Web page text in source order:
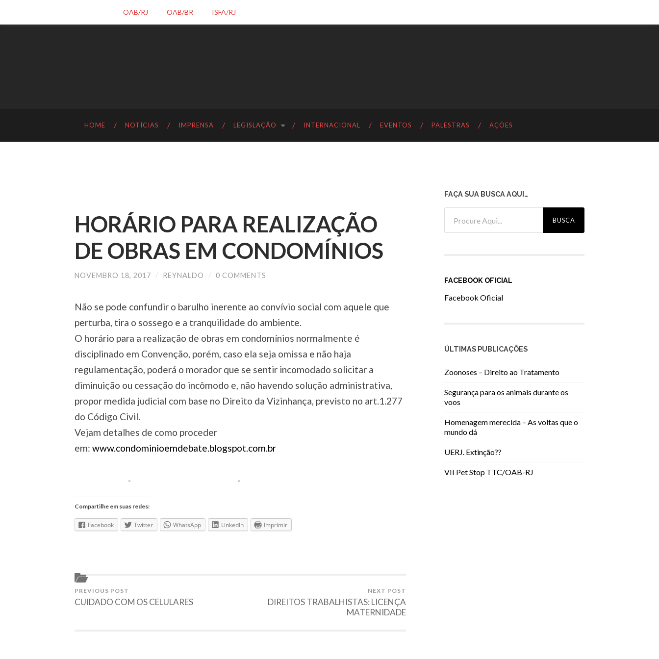
HOME NOTÍCIAS IMPRENSA LEGISLAÇÃO INTERNACIONAL EVENTOS PALESTRAS AÇÕES
HORÁRIO PARA REALIZAÇÃO
DE OBRAS EM CONDOMÍNIOS
NOVEMBRO 18, 2017 / REYNALDO / 0 COMMENTS
Não se pode confundir o barulho inerente ao convívio social com aquele que
perturba, tira o sossego e a tranquilidade do ambiente.
O horário para a realização de obras em condomínios normalmente é
disciplinado em Convenção, porém, caso ela seja omissa e não haja
regulamentação, poderá o morador que se sentir incomodado solicitar a
diminuição ou cessação do incômodo e, não havendo solução administrativa,
propor medida judicial com base no Direito da Vizinhança, previsto no art.1.277
do Código Civil.
Vejam detalhes de como proceder
em: www.condominioemdebate.blogspot.com.br
Compartilhe em suas redes:
Facebook Twitter WhatsApp LinkedIn Imprimir
PREVIOUS POST
CUIDADO COM OS CELULARES
NEXT POST
DIREITOS TRABALHISTAS: LICENÇA
MATERNIDADE
FAÇA SUA BUSCA AQUI…
FACEBOOK OFICIAL
Facebook Oficial
ÚLTIMAS PUBLICAÇÕES
Zoonoses – Direito ao Tratamento
Segurança para os animais durante os
voos
Homenagem merecida – As voltas que o
mundo dá
UERJ. Extinção??
VII Pet Stop TTC/OAB-RJ
OAB/RJ OAB/BR ISFA/RJ